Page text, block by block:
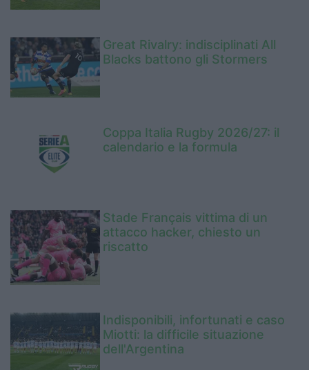
Great Rivalry: indisciplinati All
Blacks battono gli Stormers
Coppa Italia Rugby 2026/27: il
calendario e la formula
Stade Français vittima di un
attacco hacker, chiesto un
riscatto
Indisponibili, infortunati e caso
Miotti: la difficile situazione
dell'Argentina